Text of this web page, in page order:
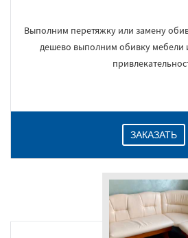
Выполним перетяжку или замену
дешево выполним обивку мебели
ЗАКАЗАТЬ